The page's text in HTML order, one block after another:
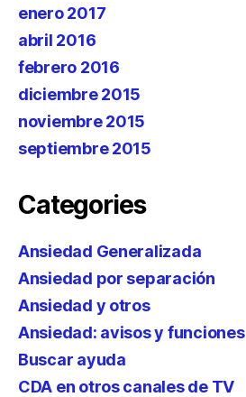
enero 2017
abril 2016
febrero 2016
diciembre 2015
noviembre 2015
septiembre 2015
Categories
Ansiedad Generalizada
Ansiedad por separación
Ansiedad y otros
Ansiedad: avisos y funciones
Buscar ayuda
CDA en otros canales de TV